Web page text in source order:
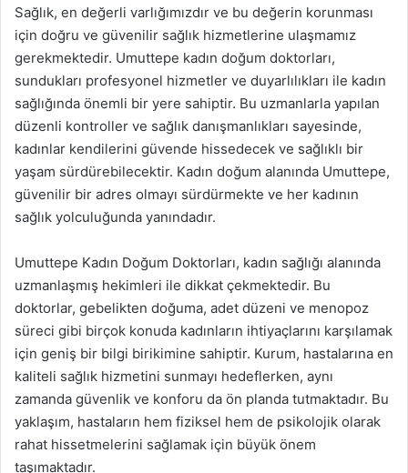
Sağlık, en değerli varlığımızdır ve bu değerin korunması
için doğru ve güvenilir sağlık hizmetlerine ulaşmamız
gerekmektedir. Umuttepe kadın doğum doktorları,
sundukları profesyonel hizmetler ve duyarlılıkları ile kadın
sağlığında önemli bir yere sahiptir. Bu uzmanlarla yapılan
düzenli kontroller ve sağlık danışmanlıkları sayesinde,
kadınlar kendilerini güvende hissedecek ve sağlıklı bir
yaşam sürdürebilecektir. Kadın doğum alanında Umuttepe,
güvenilir bir adres olmayı sürdürmekte ve her kadının
sağlık yolculuğunda yanındadır.
Umuttepe Kadın Doğum Doktorları, kadın sağlığı alanında
uzmanlaşmış hekimleri ile dikkat çekmektedir. Bu
doktorlar, gebelikten doğuma, adet düzeni ve menopoz
süreci gibi birçok konuda kadınların ihtiyaçlarını karşılamak
için geniş bir bilgi birikimine sahiptir. Kurum, hastalarına en
kaliteli sağlık hizmetini sunmayı hedeflerken, aynı
zamanda güvenlik ve konforu da ön planda tutmaktadır. Bu
yaklaşım, hastaların hem fiziksel hem de psikolojik olarak
rahat hissetmelerini sağlamak için büyük önem
taşımaktadır.